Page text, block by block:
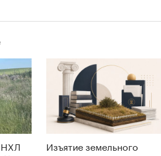
НХЛ
Изъятие земельного